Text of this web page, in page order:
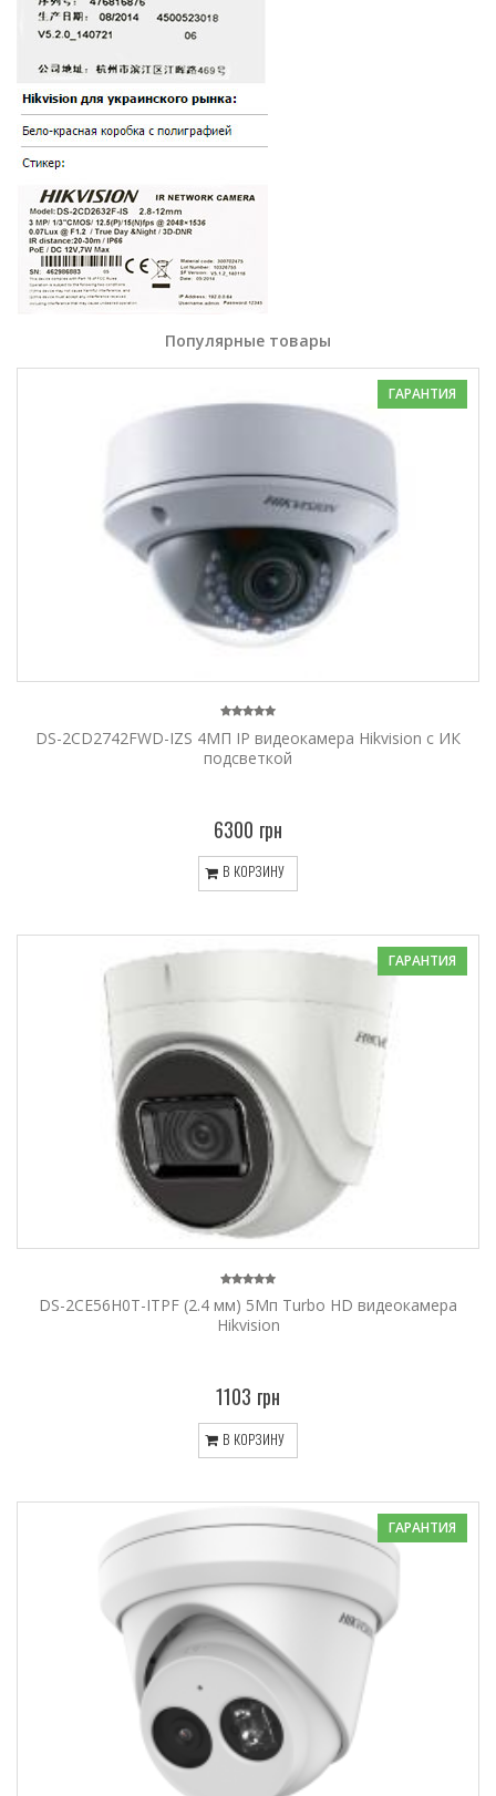
Популярные товары
ГАРАНТИЯ
DS-2CD2742FWD-IZS 4МП IP видеокамера Hikvision с ИК
подсветкой
6300 грн
В КОРЗИНУ
ГАРАНТИЯ
DS-2CE56H0T-ITPF (2.4 мм) 5Мп Turbo HD видеокамера
Hikvision
1103 грн
В КОРЗИНУ
ГАРАНТИЯ